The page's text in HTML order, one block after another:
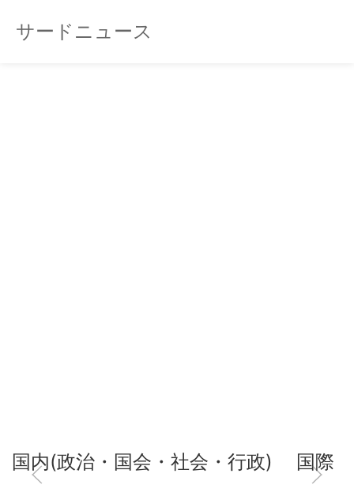
サードニュース
国内(政治・国会・社会・行政) 国際